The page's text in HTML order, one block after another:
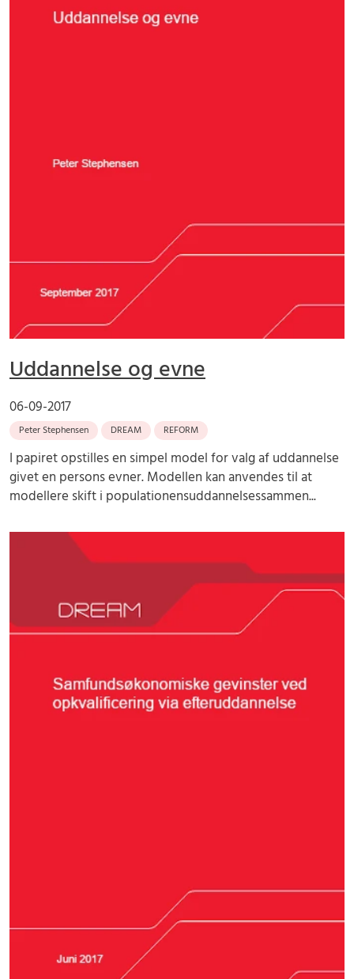
Uddannelse og evne
06-09-2017
Peter Stephensen DREAM REFORM
I papiret opstilles en simpel model for valg af uddannelse
givet en persons evner. Modellen kan anvendes til at
modellere skift i populationensuddannelsessammen...